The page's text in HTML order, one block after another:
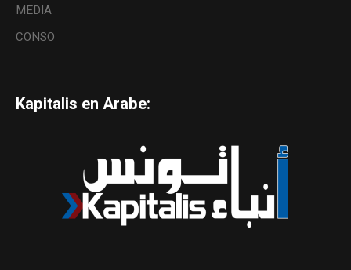
MEDIA
CONSO
Kapitalis en Arabe: